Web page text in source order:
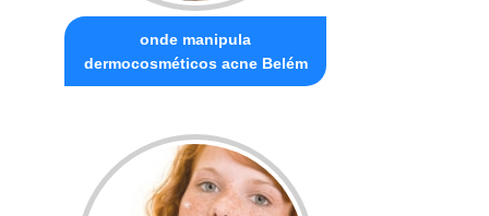
onde manipula
dermocosméticos acne Belém